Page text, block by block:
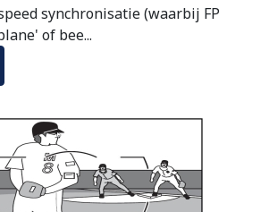
synchronisatie (waarbij FP
of bee...